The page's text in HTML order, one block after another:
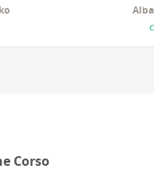
Corso